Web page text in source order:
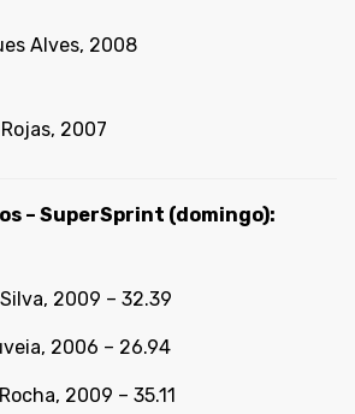
Alves, 2008
2007
– SuperSprint (domingo):
2009 – 32.39
2006 – 26.94
2009 – 35.11